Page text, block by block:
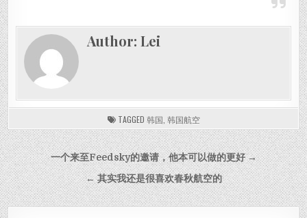
Author:Lei
TAGGED 韩国 韩国航空
Post navigation
一个来至Feedsky的邀请，他本可以做的更好 →
← 其实我还是很喜欢春秋航空的